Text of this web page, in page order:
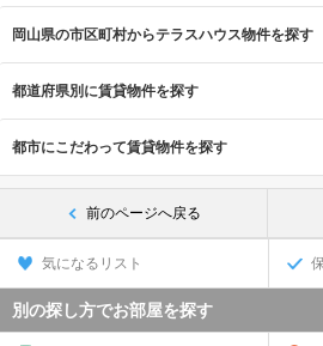
岡山県の市区町村からテラスハウス物件を探す
都道府県別に賃貸物件を探す
都市にこだわって賃貸物件を探す
前のページへ戻る
気になるリスト
別の探し方でお部屋を探す